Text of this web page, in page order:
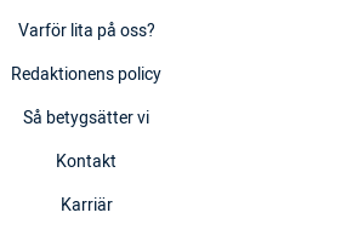
Varför lita på oss?
Redaktionens policy
Så betygsätter vi
Kontakt
Karriär